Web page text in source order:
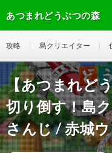
あつまれどうぶつの森
攻略 島クリエイター
【あつまれど
切り倒す！島
さんじ / 赤城